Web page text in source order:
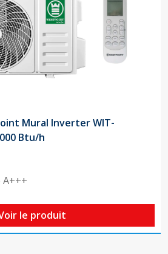
Mural Inverter WIT-
Btu/h
le produit